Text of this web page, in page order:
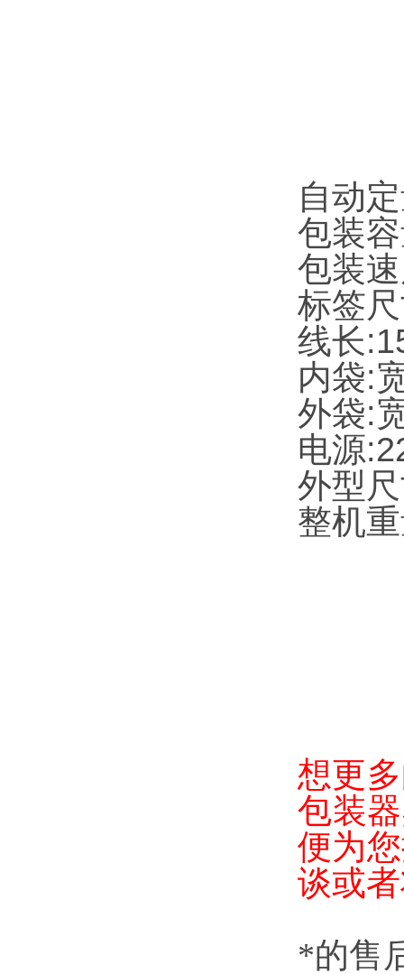
自动
包装
包装
标签
线长
内袋:
外袋:
电源
外型
整机
想更
包装
便为
谈或
*的售